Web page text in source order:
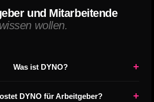
und Mitarbeitende
wollen.
Was ist DYNO? +
DYNO für Arbeitgeber? +